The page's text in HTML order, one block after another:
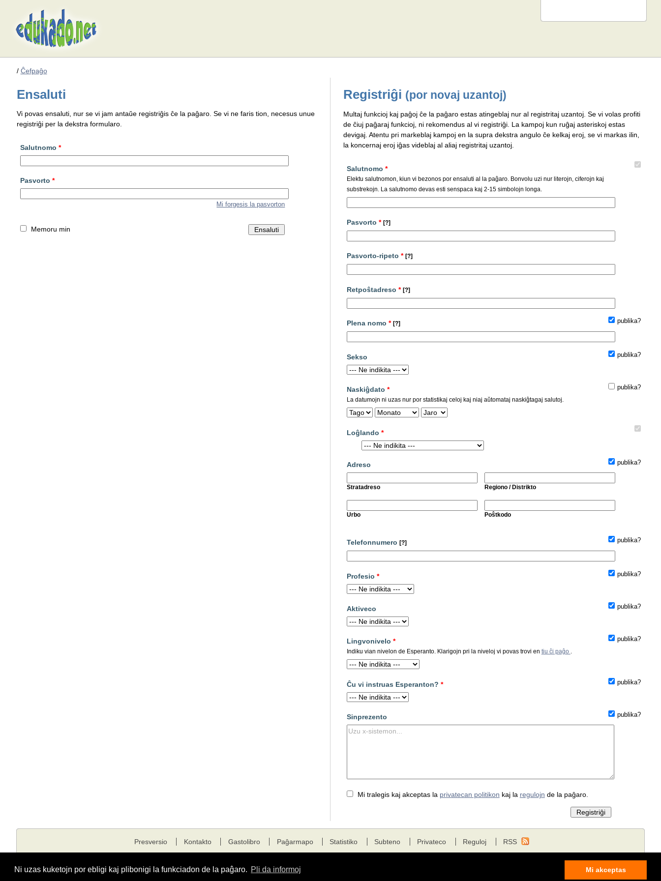
Ni uzas kuketojn por ebligi kaj plibonigi la funkciadon de la paĝaro. Pli da informoj Mi akceptas
/ Ĉefpaĝo
Ensaluti
Vi povas ensaluti, nur se vi jam antaŭe registriĝis ĉe la paĝaro. Se vi ne faris tion, necesus unue
registriĝi per la dekstra formularo.
Salutnomo *
Pasvorto *
Mi forgesis la pasvorton
Memoru min
Registriĝi (por novaj uzantoj)
Multaj funkcioj kaj paĝoj ĉe la paĝaro estas atingeblaj nur al registritaj uzantoj. Se vi volas profiti
de ĉiuj paĝaraj funkcioj, ni rekomendus al vi registriĝi. La kampoj kun ruĝaj asteriskoj estas
devigaj. Atentu pri markeblaj kampoj en la supra dekstra angulo ĉe kelkaj eroj, se vi markas ilin,
la koncernaj eroj iĝas videblaj al aliaj registritaj uzantoj.
Salutnomo *
Elektu salutnomon, kiun vi bezonos por ensaluti al la paĝaro. Bonvolu uzi nur literojn, ciferojn kaj
substrekojn. La salutnomo devas esti senspaca kaj 2-15 simbolojn longa.
Pasvorto * [?]
Pasvorto-ripeto * [?]
Retpoŝtadreso * [?]
publika?
Plena nomo * [?]
publika?
Sekso
publika?
Naskiĝdato *
La datumojn ni uzas nur por statistikaj celoj kaj niaj aŭtomataj naskiĝtagaj salutoj.
Loĝlando *
publika?
Adreso
Stratadreso
Urbo
Regiono / Distrikto
Poŝtkodo
publika?
Telefonnumero [?]
publika?
Profesio *
publika?
Aktiveco
publika?
Lingvonivelo *
Indiku vian nivelon de Esperanto. Klarigojn pri la niveloj vi povas trovi en tiu ĉi paĝo .
publika?
Ĉu vi instruas Esperanton? *
publika?
Sinprezento
Mi tralegis kaj akceptas la privatecan politikon kaj la regulojn de la paĝaro.
Presversio Kontakto Gastolibro Paĝarmapo Statistiko Subteno Privateco Reguloj RSS
Kopirajto © 2001 - 2026 edukado.net. Ĉiuj rajtoj rezervitaj.
Fondaĵo Edukado.net kunlabore kun